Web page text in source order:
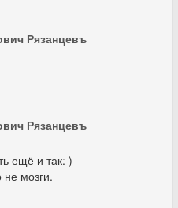
Рязанцевъ
Рязанцевъ
ещё и так: )
не мозги.